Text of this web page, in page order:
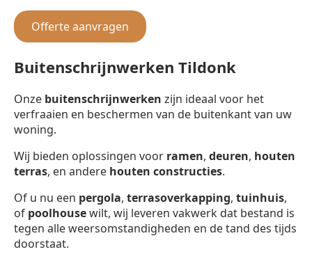
Offerte aanvragen
Buitenschrijnwerken Tildonk
Onze buitenschrijnwerken zijn ideaal voor het
verfraaien en beschermen van de buitenkant van uw
woning.
Wij bieden oplossingen voor ramen, deuren, houten
terras, en andere houten constructies.
Of u nu een pergola, terrasoverkapping, tuinhuis,
of poolhousewilt, wij leveren vakwerk dat bestand is
tegen alle weersomstandigheden en de tand des tijds
doorstaat.